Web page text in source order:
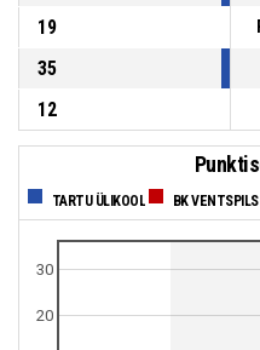
19
35
12
TARTU ÜLIKOOL BK VENTSPILS
20
30